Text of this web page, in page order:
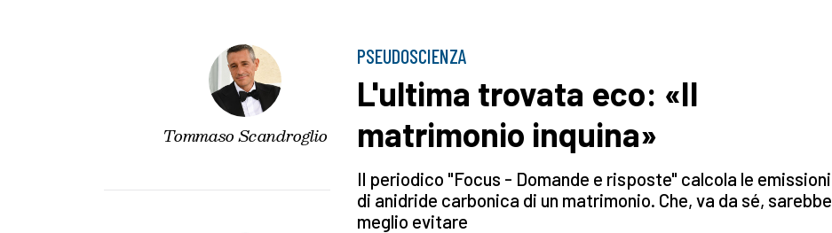
Tommaso Scandroglio
PSEUDOSCIENZA
L'ultima trovata eco: «Il
matrimonio inquina»
Il periodico "Focus - Domande e risposte" calcola le emissioni
di anidride carbonica di un matrimonio. Che, va da sé, sarebbe
meglio evitare